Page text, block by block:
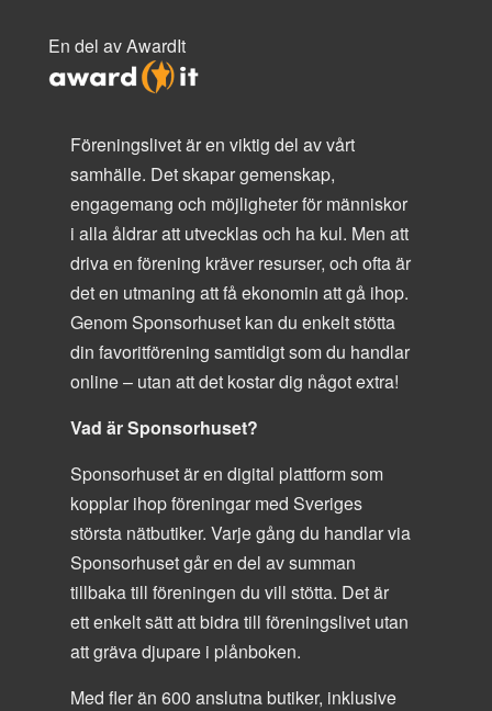
En del av AwardIt
Föreningslivet är en viktig del av vårt
samhälle. Det skapar gemenskap,
engagemang och möjligheter för människor
i alla åldrar att utvecklas och ha kul. Men att
driva en förening kräver resurser, och ofta är
det en utmaning att få ekonomin att gå ihop.
Genom Sponsorhuset kan du enkelt stötta
din favoritförening samtidigt som du handlar
online – utan att det kostar dig något extra!
Vad är Sponsorhuset?
Sponsorhuset är en digital plattform som
kopplar ihop föreningar med Sveriges
största nätbutiker. Varje gång du handlar via
Sponsorhuset går en del av summan
tillbaka till föreningen du vill stötta. Det är
ett enkelt sätt att bidra till föreningslivet utan
att gräva djupare i plånboken.
Med fler än 600 anslutna butiker, inklusive